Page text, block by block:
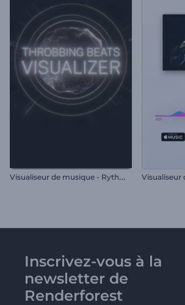
V
isualiseur de musique - Rythmes lancinants
Inscrivez-vous à la
newsletter de
Renderforest